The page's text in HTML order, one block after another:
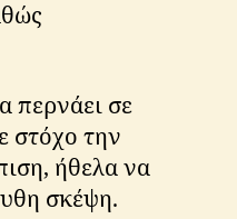
περνάει σε
στόχο την
ήθελα να
σκέψη.